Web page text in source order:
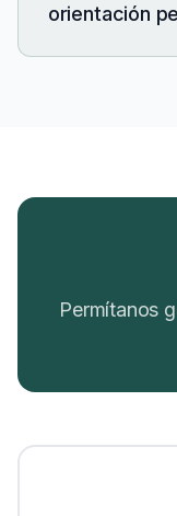
orientación
Permítanos